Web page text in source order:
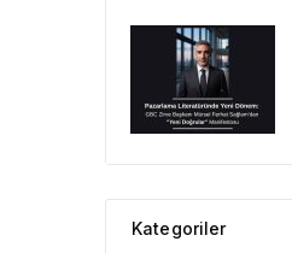
Kategoriler